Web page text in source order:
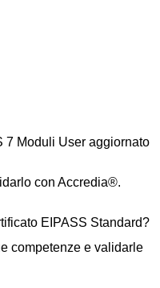
7 Moduli User aggiornato
con Accredia®.
EIPASS Standard?
competenze e validarle